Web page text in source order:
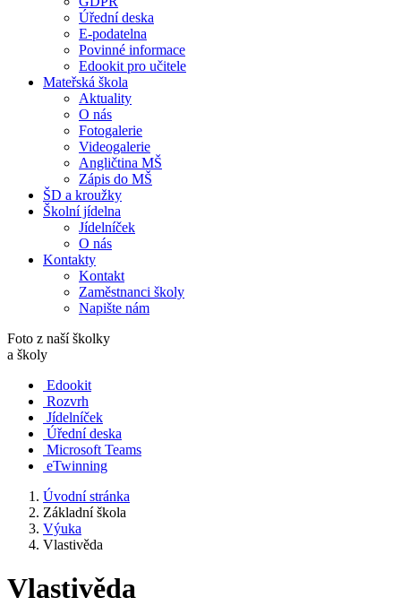
Úřední deska
E-podatelna
Povinné informace
Edookit pro učitele
Mateřská škola
Aktuality
O nás
Fotogalerie
Videogalerie
Angličtina MŠ
Zápis do MŠ
ŠD a kroužky
Školní jídelna
Jídelníček
O nás
Kontakty
Kontakt
Zaměstnanci školy
Napište nám
Foto z naší školky
a školy
Edookit
Rozvrh
Jídelníček
Úřední deska
Microsoft Teams
eTwinning
Úvodní stránka
Základní škola
Výuka
Vlastivěda
Vlastivěda